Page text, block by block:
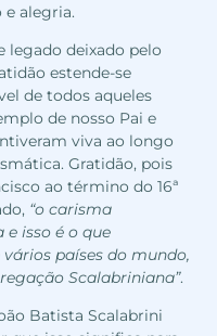
alegria.
legado deixado pelo
estende-se
de todos aqueles
de nosso Pai e
viva ao longo
Gratidão, pois
ao término do 16ª
“o carisma
isso é o que
países do mundo,
Scalabriniana”.
Batista Scalabrini